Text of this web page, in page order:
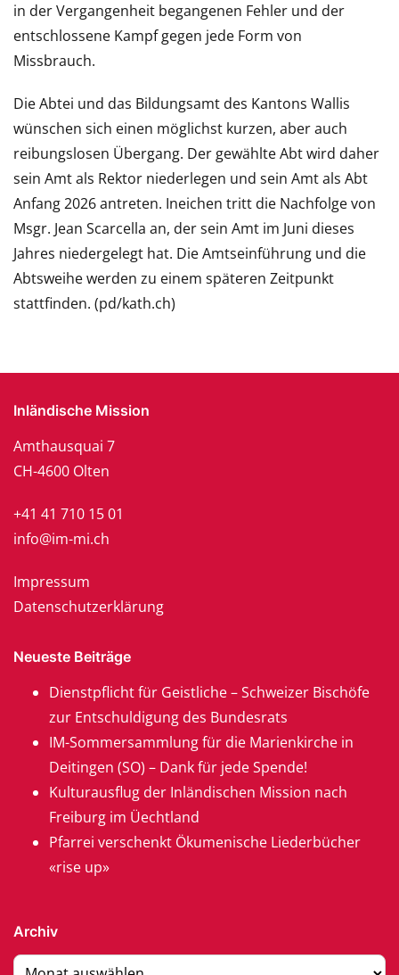
in der Vergangenheit begangenen Fehler und der
entschlossene Kampf gegen jede Form von
Missbrauch.
Die Abtei und das Bildungsamt des Kantons Wallis
wünschen sich einen möglichst kurzen, aber auch
reibungslosen Übergang. Der gewählte Abt wird daher
sein Amt als Rektor niederlegen und sein Amt als Abt
Anfang 2026 antreten. Ineichen tritt die Nachfolge von
Msgr. Jean Scarcella an, der sein Amt im Juni dieses
Jahres niedergelegt hat. Die Amtseinführung und die
Abtsweihe werden zu einem späteren Zeitpunkt
stattfinden. (pd/kath.ch)
Inländische Mission
Amthausquai 7
CH-4600 Olten
+41 41 710 15 01
info@im-mi.ch
Impressum
Datenschutzerklärung
Neueste Beiträge
Dienstpflicht für Geistliche – Schweizer Bischöfe
zur Entschuldigung des Bundesrats
IM-Sommersammlung für die Marienkirche in
Deitingen (SO) – Dank für jede Spende!
Kulturausflug der Inländischen Mission nach
Freiburg im Üechtland
Pfarrei verschenkt Ökumenische Liederbücher
«rise up»
Archiv
Archiv